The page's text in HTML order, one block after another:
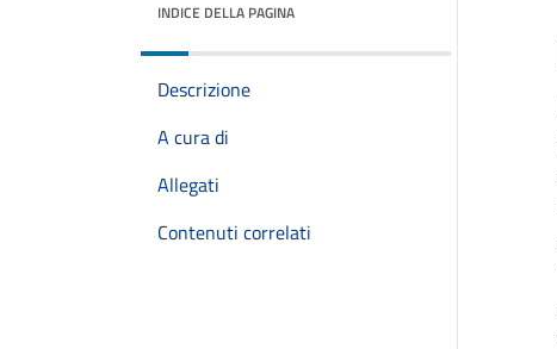
INDICE DELLA PAGINA
Descrizione
A cura di
Allegati
Contenuti correlati